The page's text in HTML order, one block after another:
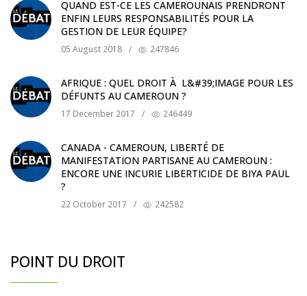
QUAND EST-CE LES CAMEROUNAIS PRENDRONT
ENFIN LEURS RESPONSABILITÉS POUR LA
GESTION DE LEUR ÉQUIPE?
05 August 2018 / 247846
AFRIQUE : QUEL DROIT À L&#39;IMAGE POUR LES
DÉFUNTS AU CAMEROUN ?
17 December 2017 / 246449
CANADA - CAMEROUN, LIBERTÉ DE
MANIFESTATION PARTISANE AU CAMEROUN :
ENCORE UNE INCURIE LIBERTICIDE DE BIYA PAUL
?
22 October 2017 / 242582
POINT DU DROIT